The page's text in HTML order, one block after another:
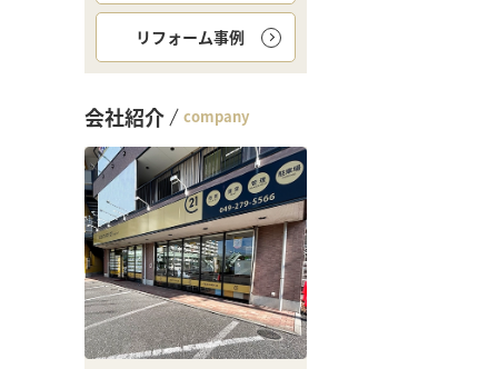
リフォーム事例
会社紹介 company